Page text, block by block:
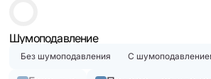
Шумоподавление
Без шумоподавления С